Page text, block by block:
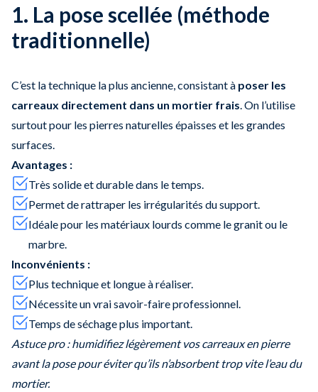
1. La pose scellée (méthode
traditionnelle)
C’est la technique la plus ancienne, consistant à poser les
carreaux directement dans un mortier frais. On l’utilise
surtout pour les pierres naturelles épaisses et les grandes
surfaces.
Avantages :
Très solide et durable dans le temps.
Permet de rattraper les irrégularités du support.
Idéale pour les matériaux lourds comme le granit ou le
marbre.
Inconvénients :
Plus technique et longue à réaliser.
Nécessite un vrai savoir-faire professionnel.
Temps de séchage plus important.
Astuce pro : humidifiez légèrement vos carreaux en pierre
avant la pose pour éviter qu’ils n’absorbent trop vite l’eau du
mortier.